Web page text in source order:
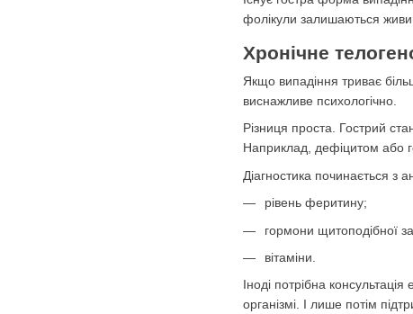
фолікули залишаються
Хронічне
Якщо випадіння триває
виснажливе психологічно.
Різниця проста. Гострий
Наприклад, дефіцитом або
Діагностика починається з
рівень феритину;
гормони щитоподібної
вітаміни.
Іноді потрібна
організмі. І лише потім